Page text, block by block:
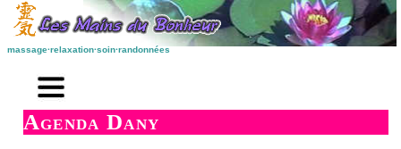
massage·relaxation·soin·randonnées
accueil
préambule
Agenda Dany